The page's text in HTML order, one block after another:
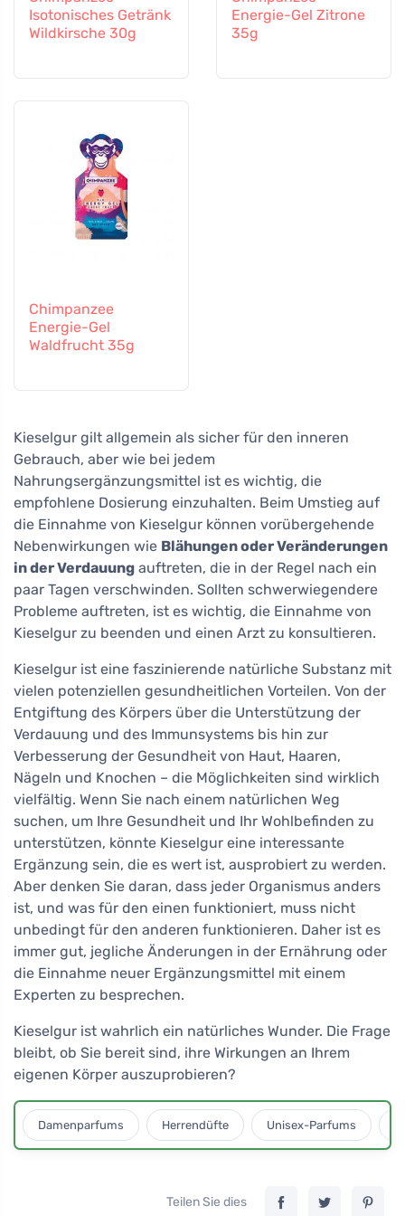
Isotonisches Getränk
Wildkirsche 30g
Energie-Gel Zitrone
35g
Chimpanzee
Energie-Gel
Waldfrucht 35g
Kieselgur gilt allgemein als sicher für den inneren
Gebrauch, aber wie bei jedem
Nahrungsergänzungsmittel ist es wichtig, die
empfohlene Dosierung einzuhalten. Beim Umstieg auf
die Einnahme von Kieselgur können vorübergehende
Nebenwirkungen wie Blähungen oder Veränderungen
in der Verdauung auftreten, die in der Regel nach ein
paar Tagen verschwinden. Sollten schwerwiegendere
Probleme auftreten, ist es wichtig, die Einnahme von
Kieselgur zu beenden und einen Arzt zu konsultieren.
Kieselgur ist eine faszinierende natürliche Substanz mit
vielen potenziellen gesundheitlichen Vorteilen. Von der
Entgiftung des Körpers über die Unterstützung der
Verdauung und des Immunsystems bis hin zur
Verbesserung der Gesundheit von Haut, Haaren,
Nägeln und Knochen – die Möglichkeiten sind wirklich
vielfältig. Wenn Sie nach einem natürlichen Weg
suchen, um Ihre Gesundheit und Ihr Wohlbefinden zu
unterstützen, könnte Kieselgur eine interessante
Ergänzung sein, die es wert ist, ausprobiert zu werden.
Aber denken Sie daran, dass jeder Organismus anders
ist, und was für den einen funktioniert, muss nicht
unbedingt für den anderen funktionieren. Daher ist es
immer gut, jegliche Änderungen in der Ernährung oder
die Einnahme neuer Ergänzungsmittel mit einem
Experten zu besprechen.
Kieselgur ist wahrlich ein natürliches Wunder. Die Frage
bleibt, ob Sie bereit sind, ihre Wirkungen an Ihrem
eigenen Körper auszuprobieren?
Damenparfums Herrendüfte Unisex-Parfums
Teilen Sie dies